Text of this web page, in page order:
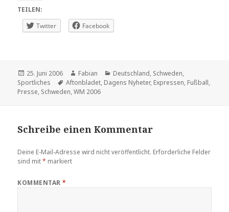
TEILEN:
Twitter
Facebook
Veröffentlicht
am
25. Juni 2006 Autor
Fabian Kategorien
Deutschland, Schweden,
Sportliches
Schlagwörter
Aftonbladet, Dagens Nyheter, Expressen, Fußball,
Presse, Schweden,WM 2006
Schreibe einen Kommentar
Deine E-Mail-Adresse wird nicht veröffentlicht. Erforderliche Felder
sind mit* markiert
KOMMENTAR*